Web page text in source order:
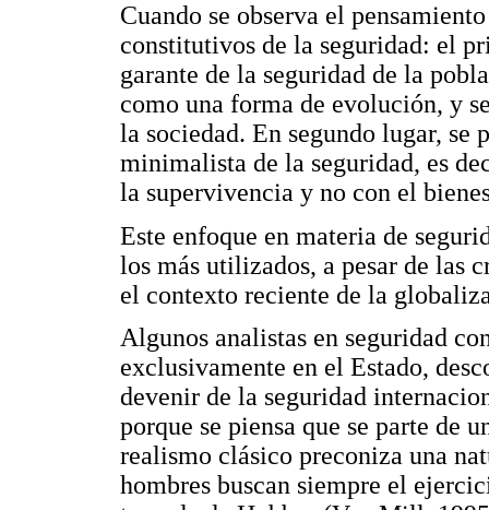
Cuando se observa el
constitutivos de la seguridad: el
garante de la seguridad de la
como una forma de evolución, y
la sociedad. En segundo lugar, se
minimalista de la seguridad, es
la supervivencia y no con el
Este enfoque en materia de
los más utilizados, a pesar de las
el contexto reciente de la
Algunos analistas en seguridad
exclusivamente en el Estado,
devenir de la seguridad
porque se piensa que se parte de
realismo clásico preconiza una
hombres buscan siempre el